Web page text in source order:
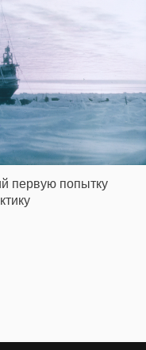
первую попытку